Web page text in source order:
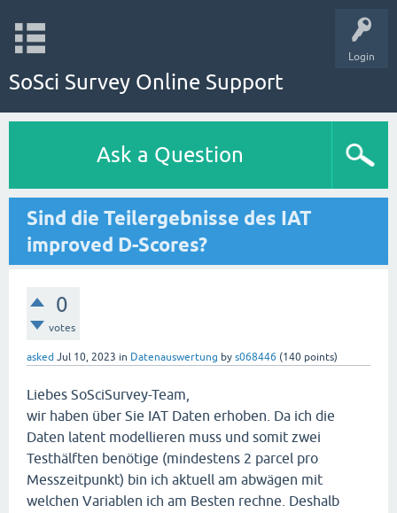
Login
SoSci Survey Online Support
Ask a Question
Sind die Teilergebnisse des IAT
improved D-Scores?
0
votes
asked Jul 10, 2023 in Datenauswertung by s068446 (140 points)
Liebes SoSciSurvey-Team,
wir haben über Sie IAT Daten erhoben. Da ich die
Daten latent modellieren muss und somit zwei
Testhälften benötige (mindestens 2 parcel pro
Messzeitpunkt) bin ich aktuell am abwägen mit
welchen Variablen ich am Besten rechne. Deshalb